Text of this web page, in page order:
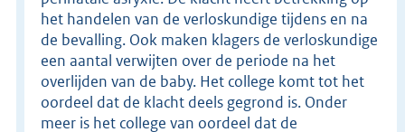
het handelen van de verloskundige tijdens en na
de bevalling. Ook maken klagers de verloskundige
een aantal verwijten over de periode na het
overlijden van de baby. Het college komt tot het
oordeel dat de klacht deels gegrond is. Onder
meer is het college van oordeel dat de